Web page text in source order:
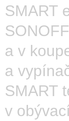
SMART
a v
a
SMART
v